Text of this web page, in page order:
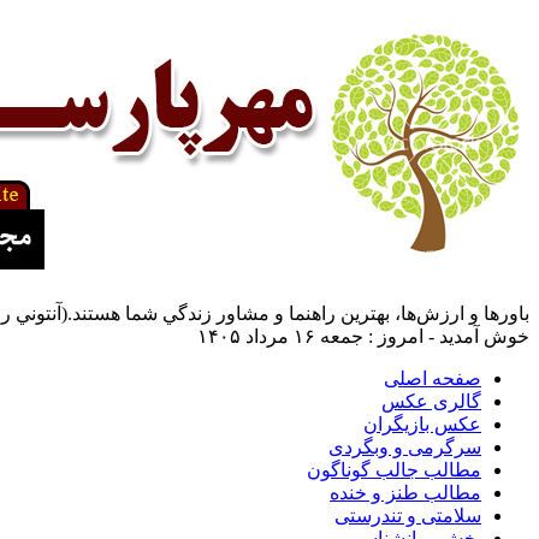
باورها و ارزش‌ها، بهترين راهنما و مشاور زندگي شما هستند.(آنتوني
خوش آمدید - امروز : جمعه ۱۶ مرداد ۱۴۰۵
صفحه اصلی
گالری عکس
عکس بازیگران
سرگرمی و وبگردی
مطالب جالب گوناگون
مطالب طنز و خنده
سلامتی و تندرستی